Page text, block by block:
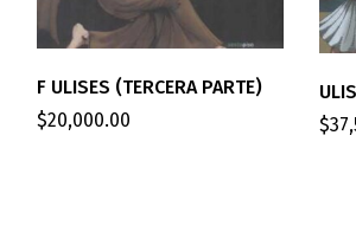
F ULISES (TERCERA PARTE)
$20,000.00
$